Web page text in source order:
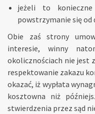
jeżeli to konieczne
powstrzymanie się od
Obie zaś strony
interesie, winny
okolicznościach nie jest
respektowanie zakazu
okazać, iż wypłata
kosztowna niż
stwierdzenia przez sąd